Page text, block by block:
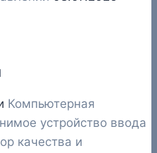
Компьютерная
устройство ввода
качества и